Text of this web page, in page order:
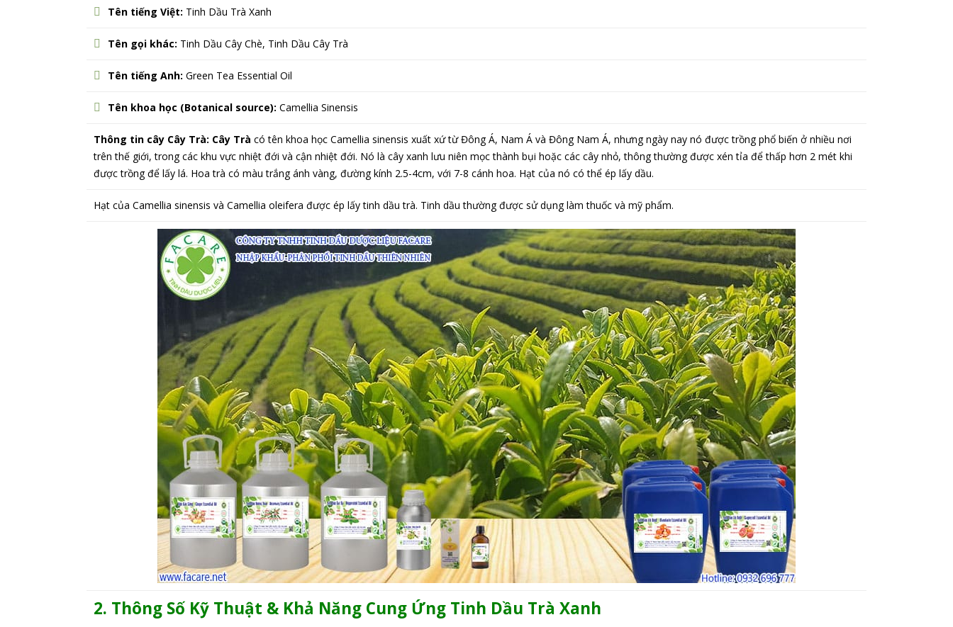
Tên tiếng Việt: Tinh Dầu Trà Xanh
Tên gọi khác: Tinh Dầu Cây Chè, Tinh Dầu Cây Trà
Tên tiếng Anh: Green Tea Essential Oil
Tên khoa học (Botanical source): Camellia Sinensis
Thông tin cây Cây Trà: Cây Trà có tên khoa học Camellia sinensis xuất xứ từ Đông Á, Nam Á và Đông Nam Á, nhưng ngày nay nó được trồng phổ biến ở nhiều nơi
trên thế giới, trong các khu vực nhiệt đới và cận nhiệt đới. Nó là cây xanh lưu niên mọc thành bụi hoặc các cây nhỏ, thông thường được xén tỉa để thấp hơn 2 mét khi
được trồng để lấy lá. Hoa trà có màu trắng ánh vàng, đường kính 2.5-4cm, với 7-8 cánh hoa. Hạt của nó có thể ép lấy dầu.
Hạt của Camellia sinensis và Camellia oleifera được ép lấy tinh dầu trà. Tinh dầu thường được sử dụng làm thuốc và mỹ phẩm.
2. Thông Số Kỹ Thuật & Khả Năng Cung Ứng Tinh Dầu Trà Xanh